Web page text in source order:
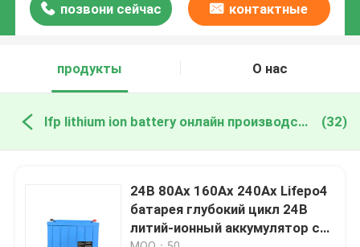
позвони сейчас контактные
продукты
О нас
lfp lithium ion battery онлайн производство (32)
24В 80Ах 160Ах 240Ах Lifepo4
батарея глубокий цикл 24В
литий-ионный аккумулятор с